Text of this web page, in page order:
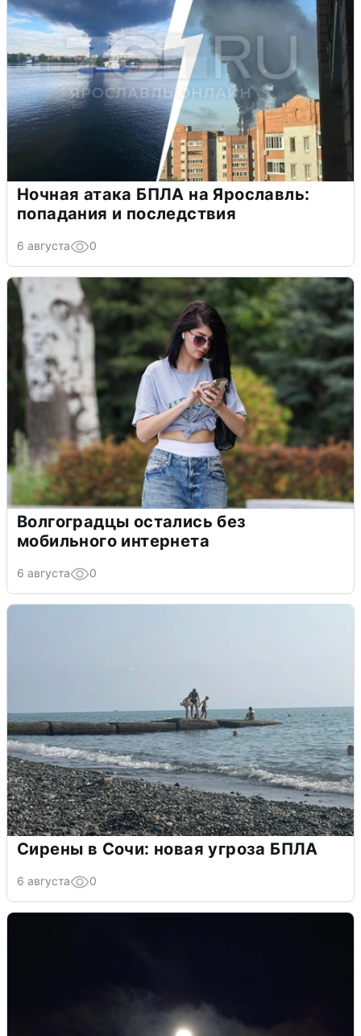
Ночная атака БПЛА на Ярославль:
попадания и последствия
6 августа 0
Волгоградцы остались без
мобильного интернета
6 августа 0
Сирены в Сочи: новая угроза БПЛА
6 августа 0